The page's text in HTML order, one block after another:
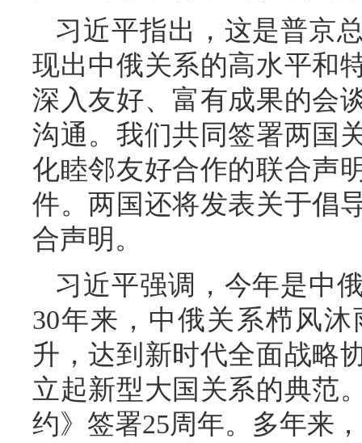
习近平指出，这是普京
现出中俄关系的高水平和
深入友好、富有成果的会
沟通。我们共同签署两国
化睦邻友好合作的联合声
件。两国还将发表关于倡
合声明。
习近平强调，今年是中
30年来，中俄关系栉风
升，达到新时代全面战略
立起新型大国关系的典范
约》签署25周年。多年来